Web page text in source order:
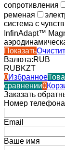
сопротивления
ременая
система с
InfinAdapt™
Показать
Валюта:RUB
RUBKZT
0Избранное
сравнении0
Заказать
Номер
Email
Ваше имя